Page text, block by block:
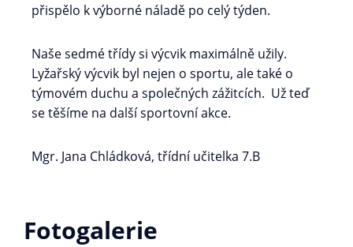
přispělo k výborné náladě po celý týden.
Naše sedmé třídy si výcvik maximálně užily.
Lyžařský výcvik byl nejen o sportu, ale také o
týmovém duchu a společných zážitcích. Už teď
se těšíme na další sportovní akce.
Mgr. Jana Chládková, třídní učitelka 7.B
Fotogalerie